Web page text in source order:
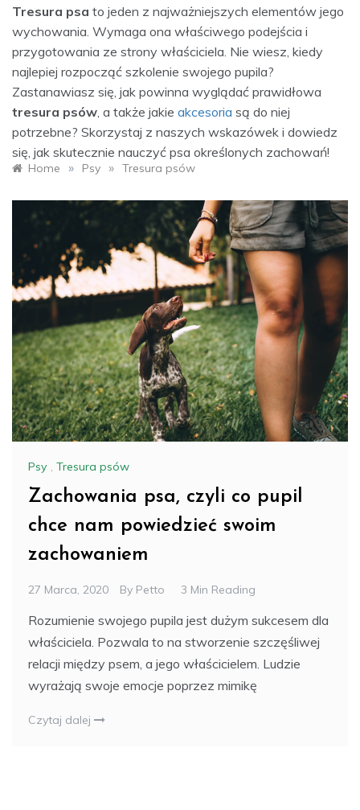
właścicieli,
tresura,
akcesoria –
Petto
Tresura psa to jeden z najważniejszych elementów jego
wychowania. Wymaga ona właściwego podejścia i
przygotowania ze strony właściciela. Nie wiesz, kiedy
najlepiej rozpocząć szkolenie swojego pupila?
Zastanawiasz się, jak powinna wyglądać prawidłowa
tresura psów, a także jakie akcesoria są do niej
potrzebne? Skorzystaj z naszych wskazówek i dowiedz
się, jak skutecznie nauczyć psa określonych zachowań!
Home » Psy » Tresura psów
Psy , Tresura psów
Zachowania psa, czyli co pupil
chce nam powiedzieć swoim
zachowaniem
27 Marca, 2020 By Petto 3 Min Reading
Rozumienie swojego pupila jest dużym sukcesem dla
właściciela. Pozwala to na stworzenie szczęśliwej
relacji między psem, a jego właścicielem. Ludzie
wyrażają swoje emocje poprzez mimikę
Czytaj dalej